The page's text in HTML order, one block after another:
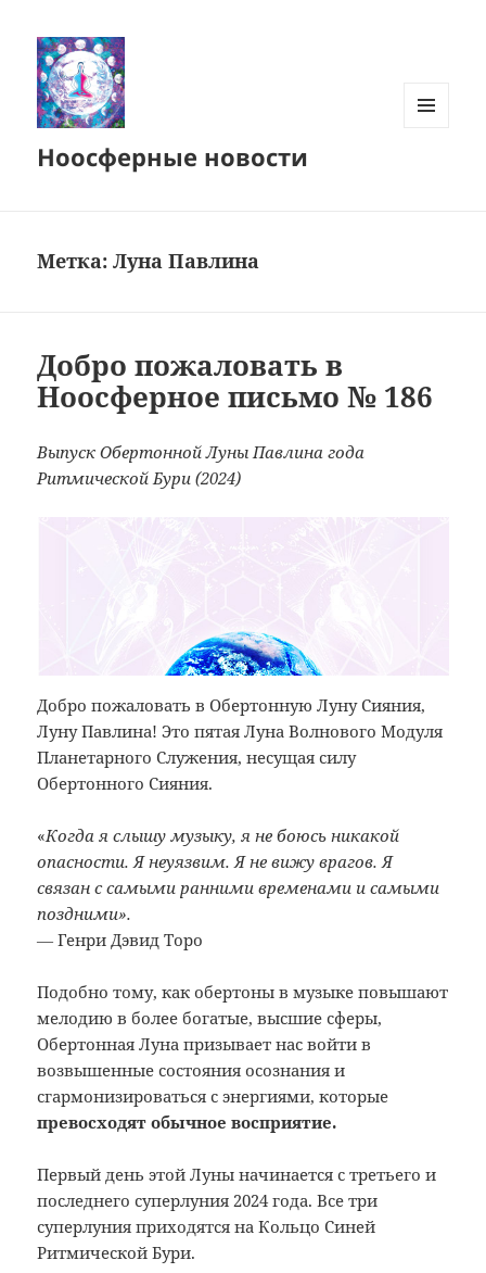
Ноосферные новости
Метка:Луна Павлина
Добро пожаловать в
Ноосферное письмо № 186
Выпуск Обертонной Луны Павлина года
Ритмической Бури (2024)
Добро пожаловать в Обертонную Луну Сияния,
Луну Павлина! Это пятая Луна Волнового Модуля
Планетарного Служения, несущая силу
Обертонного Сияния.
«Когда я слышу музыку, я не боюсь никакой
опасности. Я неуязвим. Я не вижу врагов. Я
связан с самыми ранними временами и самыми
поздними».
― Генри Дэвид Торо
Подобно тому, как обертоны в музыке повышают
мелодию в более богатые, высшие сферы,
Обертонная Луна призывает нас войти в
возвышенные состояния осознания и
сгармонизироваться с энергиями, которые
превосходят обычное восприятие.
Первый день этой Луны начинается с третьего и
последнего суперлуния 2024 года. Все три
суперлуния приходятся на Кольцо Синей
Ритмической Бури.